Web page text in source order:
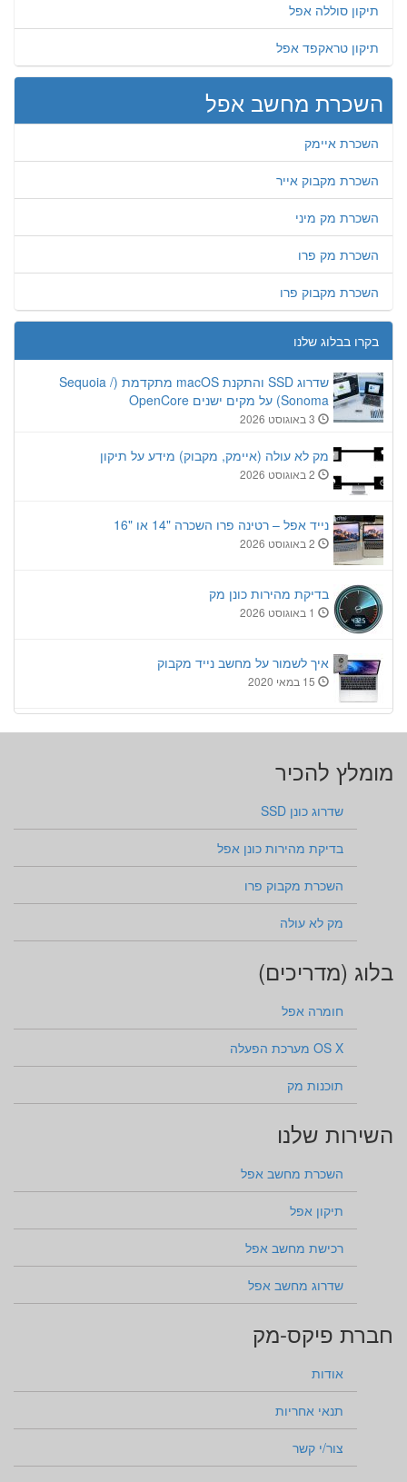
תיקון סוללה אפל
תיקון טראקפד אפל
השכרת מחשב אפל
השכרת איימק
השכרת מקבוק אייר
השכרת מק מיני
השכרת מק פרו
השכרת מקבוק פרו
בקרו בבלוג שלנו
שדרוג SSD והתקנת macOS מתקדמת (Sequoia /
Sonoma) על מקים ישנים OpenCore
מק לא עולה (איימק, מקבוק) מידע על תיקון
נייד אפל – רטינה פרו השכרה "14 או "16
בדיקת מהירות כונן מק
איך לשמור על מחשב נייד מקבוק
מומלץ להכיר
שדרוג כונן SSD
בדיקת מהירות כונן אפל
השכרת מקבוק פרו
מק לא עולה
בלוג (מדריכים)
חומרה אפל
OS X מערכת הפעלה
תוכנות מק
השירות שלנו
השכרת מחשב אפל
תיקון אפל
רכישת מחשב אפל
שדרוג מחשב אפל
חברת פיקס-מק
אודות
תנאי אחריות
צור/י קשר